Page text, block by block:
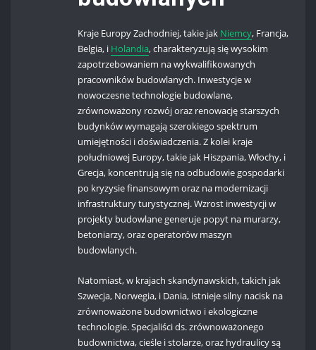
Kraje Europy Zachodniej, takie jak Niemcy, Francja,
Belgia, i Holandia, charakteryzują się wysokim
zapotrzebowaniem na wykwalifikowanych
pracowników budowlanych. Inwestycje w
nowoczesne technologie budowlane,
zrównoważony rozwój oraz renowację starszych
budynków wymagają szerokiego spektrum
umiejętności i doświadczenia. Z kolei kraje
południowej Europy, takie jak Hiszpania, Włochy, i
Grecja, koncentrują się na odbudowie gospodarki
po kryzysie finansowym oraz na modernizacji
infrastruktury turystycznej. Wzrost inwestycji w
projekty budowlane generuje popyt na murarzy,
betoniarzy, oraz operatorów maszyn
budowlanych.
Natomiast, w krajach skandynawskich, takich jak
Szwecja, Norwegia, i Dania, istnieje silny nacisk na
zrównoważone budownictwo i ekologiczne
technologie. Specjaliści ds. zrównoważonego
budownictwa, cieśle i stolarze, oraz hydraulicy są